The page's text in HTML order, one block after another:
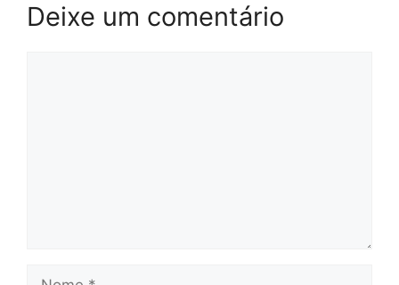
Deixe um comentário
Nome